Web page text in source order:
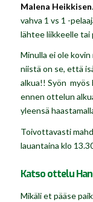
Malena Heikkisen
vahva 1 vs 1 -
lähtee liikkeelle tai
Minulla ei ole
niistä on se, että
alkua!! Syön myös
ennen ottelun
yleensä
Toivottavasti
lauantaina klo
Katso ottelu
Mikäli et pääse